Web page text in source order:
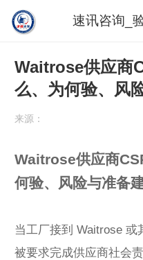
速讯咨询_
Waitrose供应商
么、为何验、风
来源：
Waitrose供应商
何验、风险与准备
当工厂接到 Waitrose 或
被要求完成供应商社会